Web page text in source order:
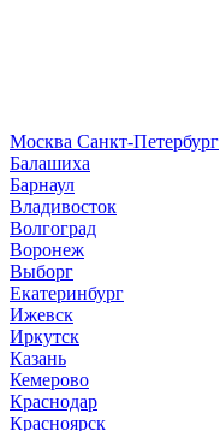
Москва Санкт-Петербург
Балашиха
Барнаул
Владивосток
Волгоград
Воронеж
Выборг
Екатеринбург
Ижевск
Иркутск
Казань
Кемерово
Краснодар
Красноярск